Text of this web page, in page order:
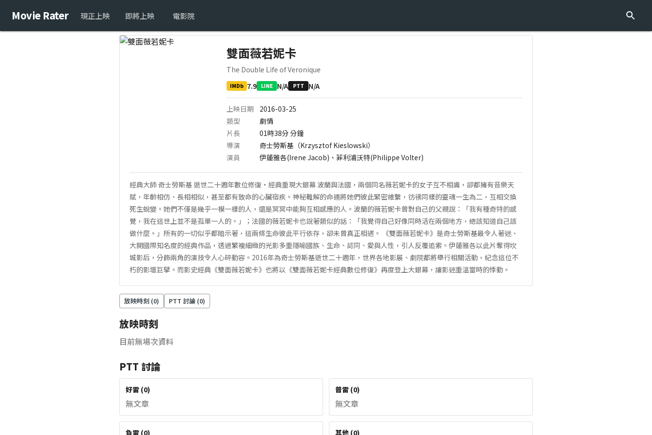
Movie Rater 現正上映 即將上映 電影院
雙面薇若妮卡
The Double Life of Veronique
IMDb 7.9 LINE N/A PTT N/A
上映日期
2016-03-25
類型
劇情
片長
01時38分分鐘
導演
奇士勞斯基（Krzysztof Kieslowski）
演員
伊蓮雅各(Irene Jacob)、菲利浦沃特(Philippe Volter)
經典大師 奇士勞斯基 逝世二十週年數位修復‧經典重現大銀幕 波蘭與法國，兩個同名薇若妮卡的女子互不相識，卻都擁有音樂天
賦，年齡相仿、長相相似，甚至都有致命的心臟宿疾。神秘難解的命運將她們彼此緊密維繫，彷彿同樣的靈魂一生為二，互相交換
死生蛻變。她們不僅是幾乎一模一樣的人，還是冥冥中能夠互相感應的人。波蘭的薇若妮卡曾對自己的父親說：「我有種奇特的感
覺，我在這世上並不是孤單一人的。」；法國的薇若妮卡也說著類似的話：「我覺得自己好像同時活在兩個地方，總該知道自己該
做什麼。」所有的一切似乎都暗示著，這兩條生命彼此平行依存，卻未曾真正相遇。 《雙面薇若妮卡》是奇士勞斯基最令人著迷、
大開國際知名度的經典作品，透過繁複細緻的光影多重隱喻國族、生命、認同、愛與人性，引人反覆追索。伊蓮雅各以此片奪得坎
城影后，分飾兩角的演技令人心碎動容。2016年為奇士勞斯基逝世二十週年，世界各地影展、劇院都將舉行相關活動，紀念這位不
朽的影壇巨擘。而影史經典《雙面薇若妮卡》也將以《雙面薇若妮卡經典數位修復》再度登上大銀幕，讓影迷重溫當時的悸動。
放映時刻 (0) PTT 討論 (0)
放映時刻
目前無場次資料
PTT 討論
好雷 (0)
無文章
普雷 (0)
無文章
負雷 (0) 其他 (0)